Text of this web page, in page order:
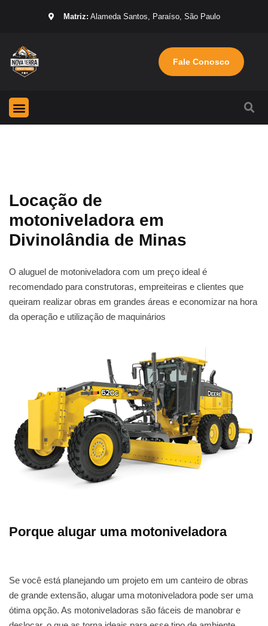
Matriz: Alameda Santos, Paraíso, São Paulo
Fale Conosco
Locação de
motoniveladora em
Divinolândia de Minas
O aluguel de motoniveladora com um preço ideal é
recomendado para construtoras, empreiteiras e clientes que
queiram realizar obras em grandes áreas e economizar na hora
da operação e utilização de maquinários
Porque alugar uma motoniveladora
Se você está planejando um projeto em um canteiro de obras
de grande extensão, alugar uma motoniveladora pode ser uma
ótima opção. As motoniveladoras são fáceis de manobrar e